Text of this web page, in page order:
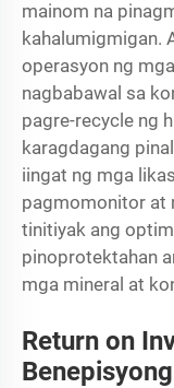
mainom na
kahalumigmigan.
operasyon ng
nagbabawal sa
pagre-recycle ng
karagdagang
iingat ng mga
pagmomonitor at
tinitiyak ang
pinoprotektahan
mga mineral at
Return on